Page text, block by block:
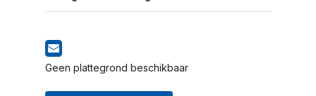
Geen plattegrond beschikbaar